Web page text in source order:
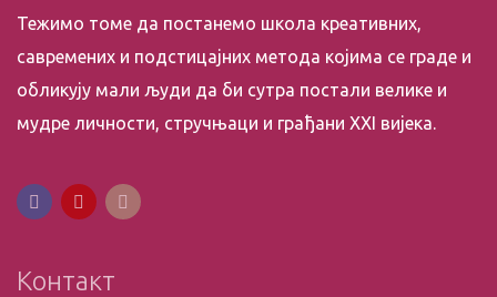
Тежимо томе да постанемо школа креативних,
савремених и подстицајних метода којима се граде и
обликују мали људи да би сутра постали велике и
мудре личности, стручњаци и грађани XXI вијека.
Контакт